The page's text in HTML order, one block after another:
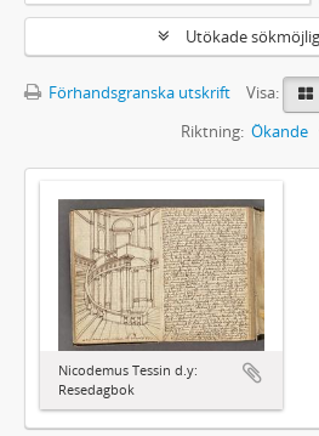
Utökade
Förhandsgranska utskrift
Visa:
Riktning: Ökande
Nicodemus Tessin d.y:
Resedagbok